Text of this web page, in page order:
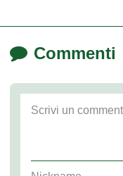
Commenti